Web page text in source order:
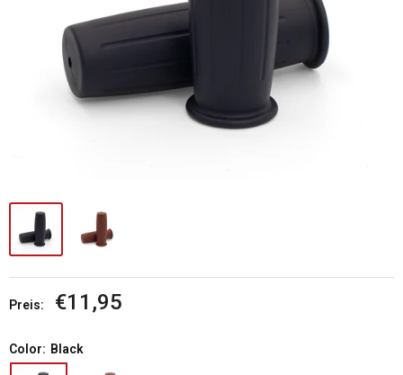
Preis: Sonderpreis
€11,95
Color: Black